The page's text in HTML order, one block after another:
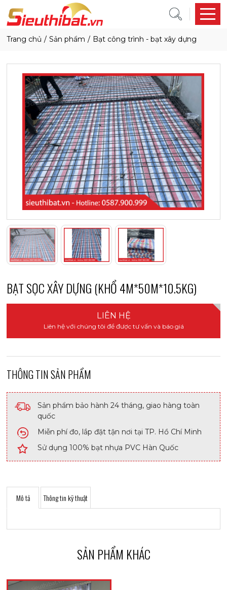
trang chủ sản phẩm bạt công trình - bạt xây dựng
BẠT SỌC XÂY DỰNG (KHỔ 4M*50M*10.5KG)
LIÊN HỆ
Liên hệ với chúng tôi để được tư vấn và báo giá
THÔNG TIN SẢN PHẨM
Sản phẩm bảo hành 24 tháng, giao hàng toàn
quốc
Miễn phí đo, lắp đặt tận nơi tại TP. Hồ Chí Minh
Sử dụng 100% bạt nhựa PVC Hàn Quốc
Mô tả Thông tin kỹ thuật
SẢN PHẨM KHÁC